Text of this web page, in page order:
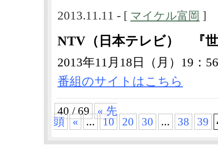
2013.11.11 - [ マイケル富岡 ]
NTV（日本テレビ） 『
2013年11月18日（月）19：
番組のサイトはこちら
40 / 69
« 先
頭
« ... 10 20 30 ... 38 39